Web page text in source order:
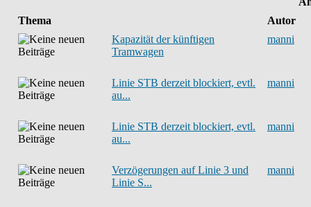
Thema
Autor
Kapazität der künftigen
Tramwagen
manni
Linie STB derzeit blockiert, evtl.
au...
manni
Linie STB derzeit blockiert, evtl.
au...
manni
Verzögerungen auf Linie 3 und
Linie S...
manni